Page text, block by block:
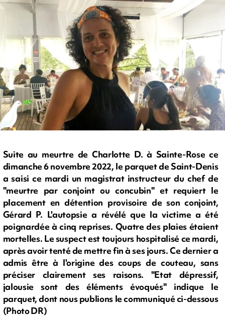
Suite au meurtre de Charlotte D. à Sainte-Rose ce
dimanche 6 novembre 2022, le parquet de Saint-Denis
a saisi ce mardi un magistrat instructeur du chef de
"meurtre par conjoint ou concubin" et requiert le
placement en détention provisoire de son conjoint,
Gérard P. L'autopsie a révélé que la victime a été
poignardée à cinq reprises. Quatre des plaies étaient
mortelles. Le suspect est toujours hospitalisé ce mardi,
après avoir tenté de mettre fin à ses jours. Ce dernier a
admis être à l'origine des coups de couteau, sans
préciser clairement ses raisons. "Etat dépressif,
jalousie sont des éléments évoqués" indique le
parquet, dont nous publions le communiqué ci-dessous
(Photo DR)